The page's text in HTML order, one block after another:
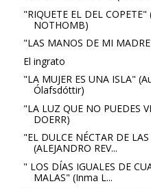
"RIQUETE EL DEL COPETE"
NOTHOMB)
"LAS MANOS DE MI
El ingrato
"LA MUJER ES UNA ISLA"
Ólafsdóttir)
"LA LUZ QUE NO PUEDES
DOERR)
"EL DULCE NÉCTAR DE LAS
(ALEJANDRO REV...
" LOS DÍAS IGUALES DE
MALAS" (Inma L...